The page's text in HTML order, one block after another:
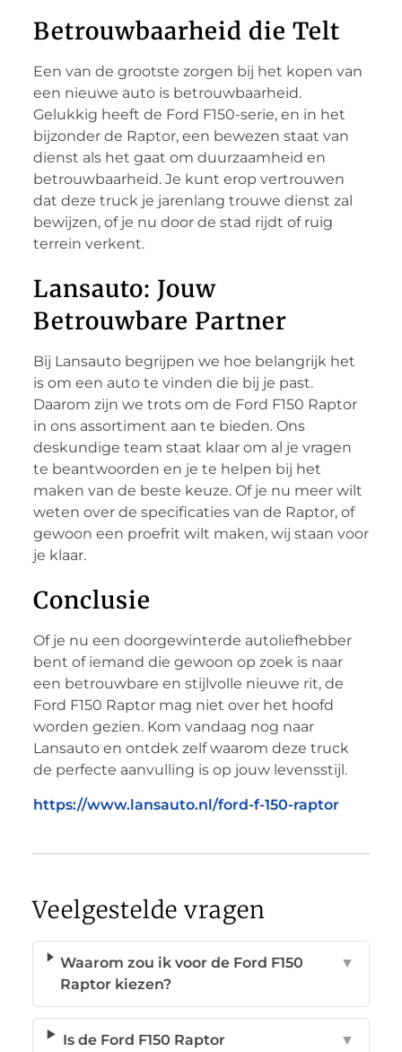
Betrouwbaarheid die Telt
Een van de grootste zorgen bij het kopen van
een nieuwe auto is betrouwbaarheid.
Gelukkig heeft de Ford F150-serie, en in het
bijzonder de Raptor, een bewezen staat van
dienst als het gaat om duurzaamheid en
betrouwbaarheid. Je kunt erop vertrouwen
dat deze truck je jarenlang trouwe dienst zal
bewijzen, of je nu door de stad rijdt of ruig
terrein verkent.
Lansauto: Jouw
Betrouwbare Partner
Bij Lansauto begrijpen we hoe belangrijk het
is om een auto te vinden die bij je past.
Daarom zijn we trots om de Ford F150 Raptor
in ons assortiment aan te bieden. Ons
deskundige team staat klaar om al je vragen
te beantwoorden en je te helpen bij het
maken van de beste keuze. Of je nu meer wilt
weten over de specificaties van de Raptor, of
gewoon een proefrit wilt maken, wij staan voor
je klaar.
Conclusie
Of je nu een doorgewinterde autoliefhebber
bent of iemand die gewoon op zoek is naar
een betrouwbare en stijlvolle nieuwe rit, de
Ford F150 Raptor mag niet over het hoofd
worden gezien. Kom vandaag nog naar
Lansauto en ontdek zelf waarom deze truck
de perfecte aanvulling is op jouw levensstijl.
https://www.lansauto.nl/ford-f-150-raptor
Veelgestelde vragen
Waarom zou ik voor de Ford F150
Raptor kiezen?
▼
Is de Ford F150 Raptor ▼